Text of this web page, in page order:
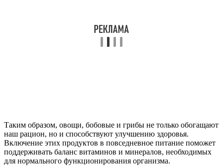
Таким образом, овощи, бобовые и грибы не только обогащают
наш рацион, но и способствуют улучшению здоровья.
Включение этих продуктов в повседневное питание поможет
поддерживать баланс витаминов и минералов, необходимых
для нормального функционирования организма.